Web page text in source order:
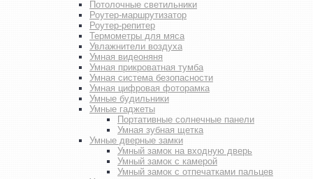
Потолочные светильники
Роутер-маршрутизатор
Роутер-репитер
Термометры для мяса
Увлажнители воздуха
Умная видеоняня
Умная прикроватная тумба
Умная система безопасности
Умная цифровая фоторамка
Умные будильники
Умные гаджеты
Портативные солнечные панели
Умная зубная щетка
Умные дверные замки
Умный замок на входную дверь
Умный замок с камерой
Умный замок с отпечатками пальцев